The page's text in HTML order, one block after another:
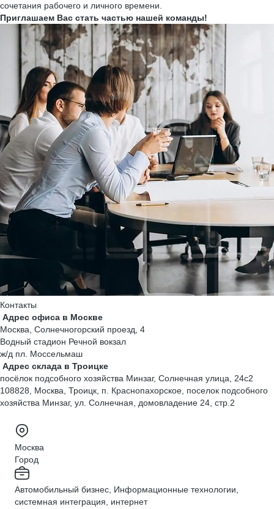
сочетания рабочего и личного времени.
Приглашаем Вас стать частью нашей команды!
Контакты
Адреc офиса в Москве
Москва, Солнечногорский проезд, 4
Водный стадион Речной вокзал
ж/д пл. Моссельмаш
Адрес склада в Троицке
посёлок подсобного хозяйства Минзаг, Солнечная улица, 24с2
108828, Москва, Троицк, п. Краснопахорское, поселок подсобного
хозяйства Минзаг, ул. Солнечная, домовладение 24, стр.2
Москва
Город
Автомобильный бизнес, Информационные технологии,
системная интеграция, интернет